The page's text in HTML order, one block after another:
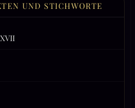
UND STICHWORTE